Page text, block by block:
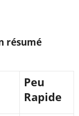
résumé
Peu
Rapide